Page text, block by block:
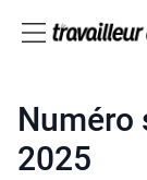
Numéro
2025